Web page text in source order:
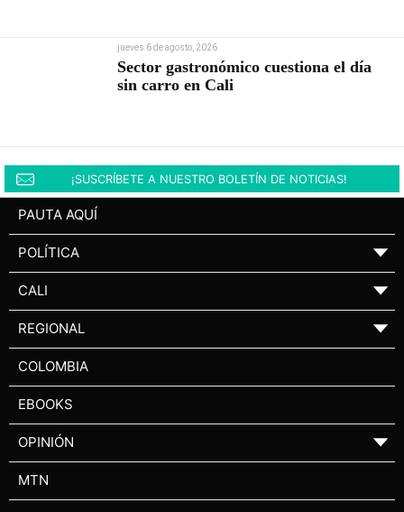
jueves 6 de agosto, 2026
Sector gastronómico cuestiona el día
sin carro en Cali
¡SUSCRÍBETE A NUESTRO BOLETÍN DE NOTICIAS!
PAUTA AQUÍ
POLÍTICA ▼
CALI ▼
REGIONAL ▼
COLOMBIA
EBOOKS
OPINIÓN ▼
MTN